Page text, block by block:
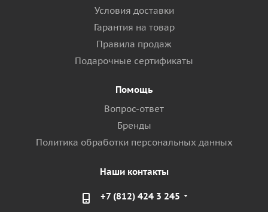
Условия доставки
Гарантия на товар
Правила продаж
Подарочные сертификаты
Помощь
Вопрос-ответ
Бренды
Политика обработки персональных данных
Наши контакты
+7 (812) 424 3 245